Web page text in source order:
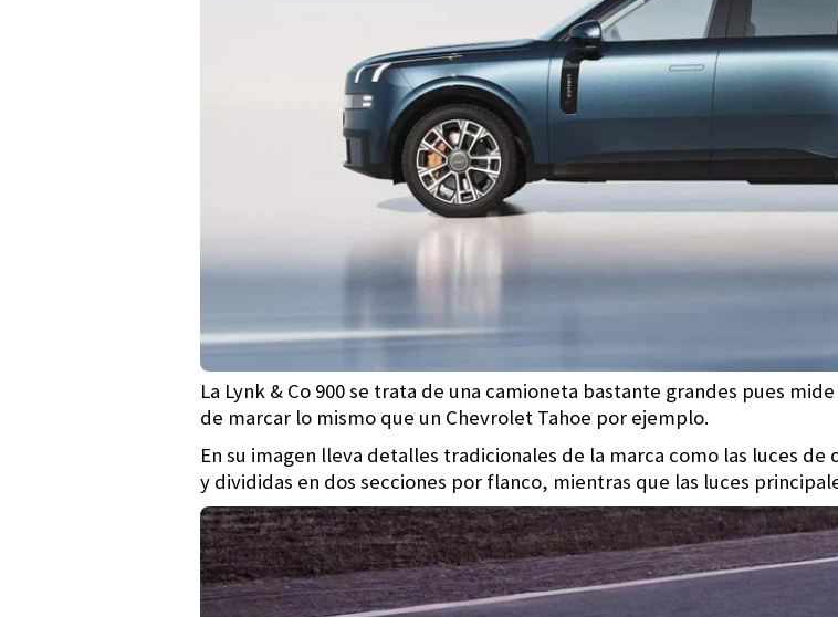
La Lynk & Co 900 se trata de una camioneta bastante grandes pues mide
de marcar lo mismo que un Chevrolet Tahoe por ejemplo.
En su imagen lleva detalles tradicionales de la marca como las luces
y divididas en dos secciones por flanco, mientras que las luces